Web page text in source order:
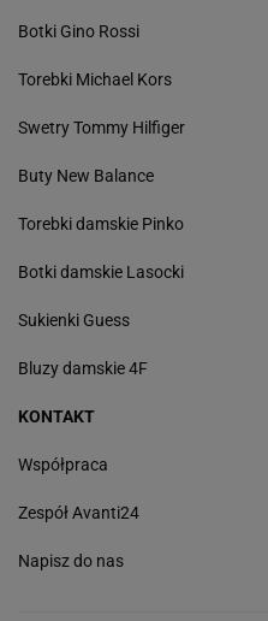
Botki Gino Rossi
Torebki Michael Kors
Swetry Tommy Hilfiger
Buty New Balance
Torebki damskie Pinko
Botki damskie Lasocki
Sukienki Guess
Bluzy damskie 4F
KONTAKT
Współpraca
Zespół Avanti24
Napisz do nas